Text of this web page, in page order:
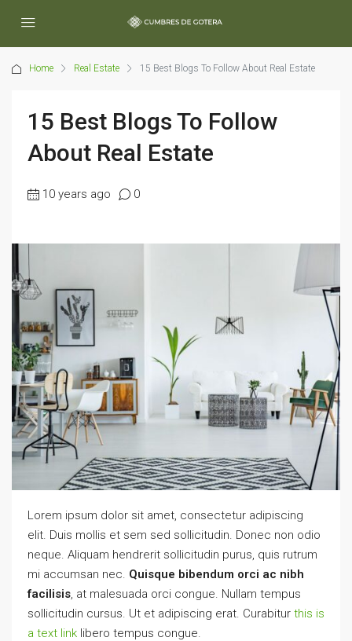
Home Real Estate 15 Best Blogs To Follow About Real Estate
15 Best Blogs To Follow
About Real Estate
10 years ago 0
Lorem ipsum dolor sit amet, consectetur adipiscing
elit. Duis mollis et sem sed sollicitudin. Donec non odio
neque. Aliquam hendrerit sollicitudin purus, quis rutrum
mi accumsan nec. Quisque bibendum orci ac nibh
facilisis , at malesuada orci congue. Nullam tempus
sollicitudin cursus. Ut et adipiscing erat. Curabitur this is
a text link libero tempus congue.